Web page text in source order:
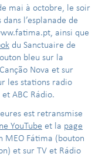
mai à octobre, le soir
l’esplanade de
ainsi que
du Sanctuaire de
bleu sur la
Nova et sur
les stations radio
ABC Rádio.
est retransmise
YouTube et la page
MEO Fátima (bouton
et sur TV et Rádio